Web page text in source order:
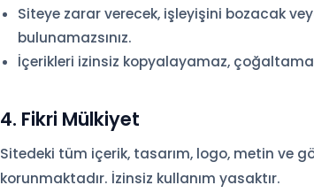
Siteye zarar verecek, işleyişini bozacak
bulunamazsınız.
İçerikleri izinsiz kopyalayamaz,
4. Fikri Mülkiyet
Sitedeki tüm içerik, tasarım, logo, metin ve
korunmaktadır. İzinsiz kullanım yasaktır.